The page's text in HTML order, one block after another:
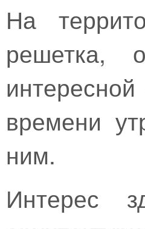
На
решетка,
времени
ним.
Интерес